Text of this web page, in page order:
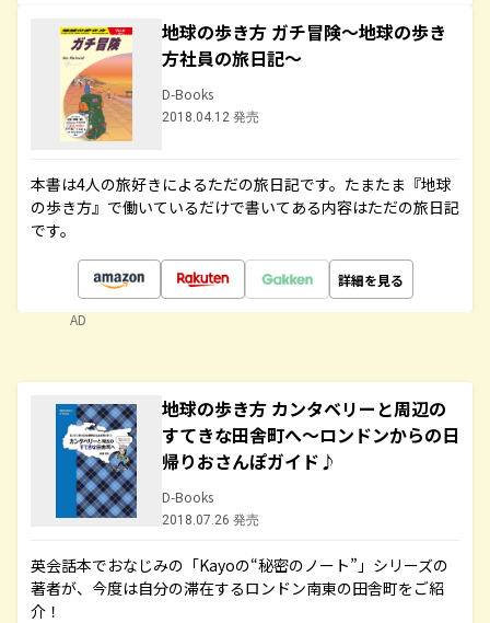
地球の歩き方 ガチ冒険～地球の歩き
方社員の旅日記～
D-Books
2018.04.12 発売
本書は4人の旅好きによるただの旅日記です。たまたま『地球
の歩き方』で働いているだけで書いてある内容はただの旅日記
です。
詳細を見る
AD
地球の歩き方 カンタベリーと周辺の
すてきな田舎町へ～ロンドンからの日
帰りおさんぽガイド♪
D-Books
2018.07.26 発売
英会話本でおなじみの「Kayoの“秘密のノート”」シリーズの
著者が、今度は自分の滞在するロンドン南東の田舎町をご紹
介！